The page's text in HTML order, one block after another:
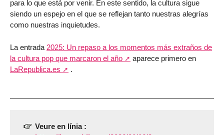
para lo que está por venir. En este sentido, la cultura sigue
siendo un espejo en el que se reflejan tanto nuestras alegrías
como nuestras inquietudes.
La entrada 2025: Un repaso a los momentos más extraños de
la cultura pop que marcaron el año
aparece primero en
LaRepublica.es
.
Veure en línia :